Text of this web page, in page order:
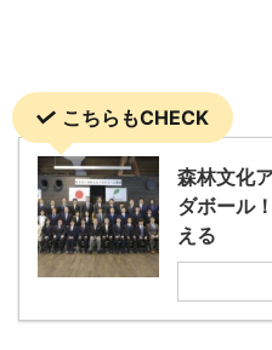
こちらもCHECK
森林文化
ダボール
える